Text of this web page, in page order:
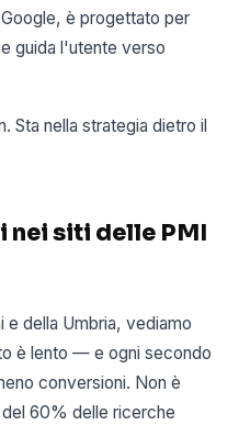
è progettato per
guida l'utente verso
Sta nella strategia dietro il
nei siti delle PMI
e della Umbria, vediamo
è lento — e ogni secondo
conversioni. Non è
60% delle ricerche